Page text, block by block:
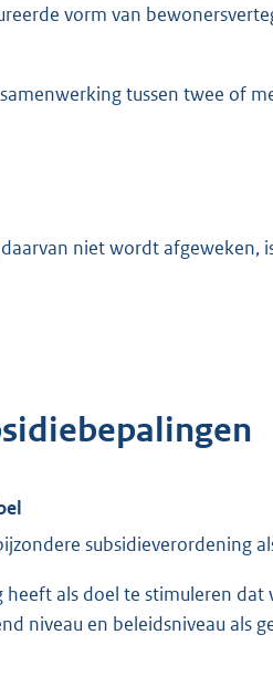
vorm van
tussen twee of
niet wordt afgeweken,
subsidieverordening
heeft als doel te stimuleren
niveau en beleidsniveau als